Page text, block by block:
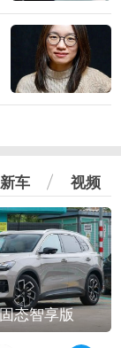
新车 视频
态智享版